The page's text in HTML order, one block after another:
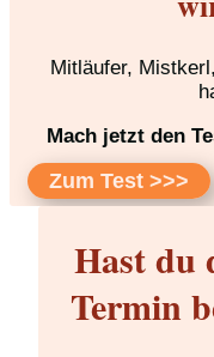
Mitläufer,
Mach jetzt den
Zum Test >>>
Hast du
Termin